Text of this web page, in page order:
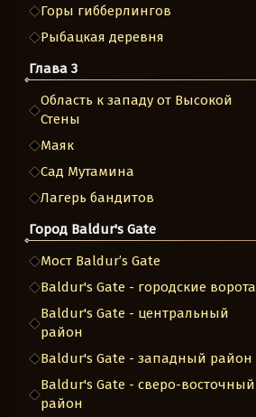
Горы гибберлингов
Рыбацкая деревня
Глава 3
Область к западу от Высокой
Стены
Маяк
Сад Мутамина
Лагерь бандитов
Город Baldur's Gate
Мост Baldur’s Gate
Baldur's Gate - городские ворота
Baldur's Gate - центральный
район
Baldur's Gate - западный район
Baldur's Gate - сверо-восточный
район